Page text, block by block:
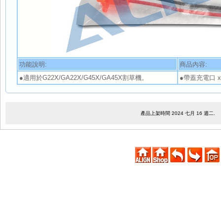
功能說明:
商品內容:
●適用於G22X/GA22X/G45X/GA45X割草機。
●帶蓋充電口
產品上架時間 2024 七月 16 週二.